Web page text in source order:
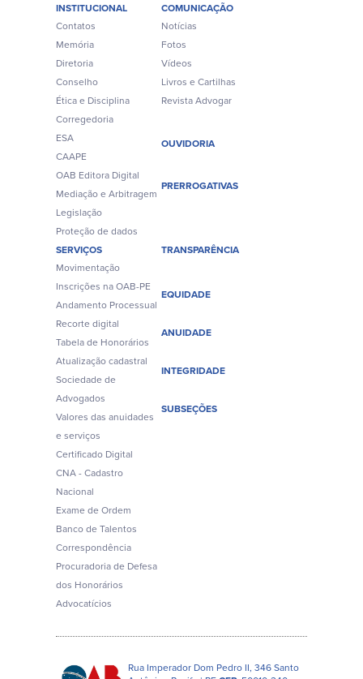
INSTITUCIONAL
Contatos
Memória
Diretoria
Conselho
Ética e Disciplina
Corregedoria
ESA
CAAPE
OAB Editora Digital
Mediação e Arbitragem
Legislação
Proteção de dados
COMUNICAÇÃO
Notícias
Fotos
Vídeos
Livros e Cartilhas
Revista Advogar
OUVIDORIA
PRERROGATIVAS
SERVIÇOS
Movimentação
Inscrições na OAB-PE
Andamento Processual
Recorte digital
Tabela de Honorários
Atualização cadastral
Sociedade de
Advogados
Valores das anuidades
e serviços
Certificado Digital
CNA - Cadastro
Nacional
Exame de Ordem
Banco de Talentos
Correspondência
Procuradoria de Defesa
dos Honorários
Advocatícios
TRANSPARÊNCIA
EQUIDADE
ANUIDADE
INTEGRIDADE
SUBSEÇÕES
Rua Imperador Dom Pedro II, 346 Santo